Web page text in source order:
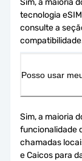
tecnologia
consulte a
Posso usar
Sim, a maioria
funcionalidade
chamadas
e Caicos para